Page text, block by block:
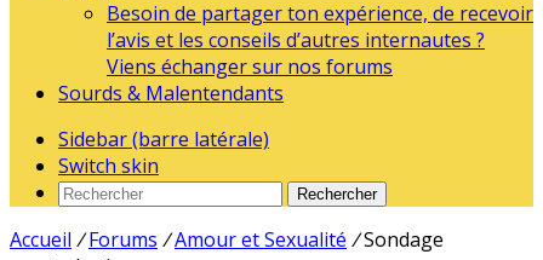
Besoin de partager ton expérience, de recevoir
l’avis et les conseils d’autres internautes ?
Viens échanger sur nos forums
Sourds & Malentendants
Sidebar (barre latérale)
Switch skin
Rechercher
Accueil / Forums /Amour et Sexualité /Sondage